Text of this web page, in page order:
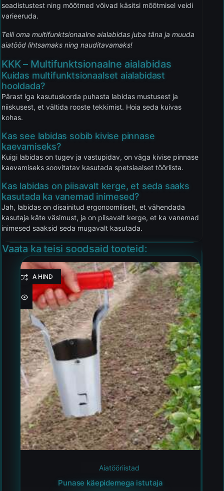
seadistustest ning mõõtmed võivad käsitsi mõõtmisel veidi
varieeruda.
Telli oma multifunktsionaalne aialabidas juba täna ja muuda
aiatööd lihtsamaks ning nauditavamaks!
KKK – Multifunktsionaalne aialabidas
Kuidas multifunktsionaalset aialabidast
hooldada?
Pärast iga kasutuskorda puhasta labidas mustusest ja
niiskusest, et vältida rooste tekkimist. Hoia seda kuivas
kohas.
Kas see labidas sobib kivise pinnase
kaevamiseks?
Kuigi labidas on tugev ja vastupidav, on väga kivise pinnase
kaevamiseks soovitatav kasutada spetsiaalset tööriista.
Kas labidas on piisavalt kerge, et seda saaks
kasutada ka vanemad inimesed?
Jah, labidas on disainitud ergonoomiliselt, et vähendada
kasutaja käte väsimust, ja on piisavalt kerge, et ka vanemad
inimesed saaksid seda mugavalt kasutada.
Vaata ka teisi soodsaid tooteid:
HEA HIND
Aiatööriistad
Punase käepidemega istutaja